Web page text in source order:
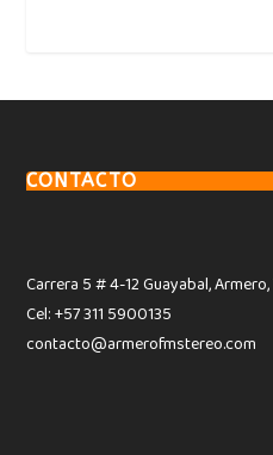
CONTACTO
Carrera 5 # 4-12 Guayabal, Armero,
Cel: +57 311 5900135
contacto@armerofmstereo.com